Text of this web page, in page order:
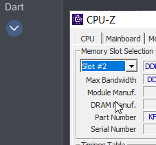
Dart
18 Май 2003